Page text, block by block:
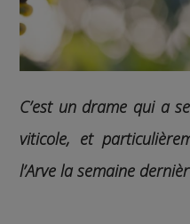
C’est un drame qui a
viticole, et
l’Arve la semaine